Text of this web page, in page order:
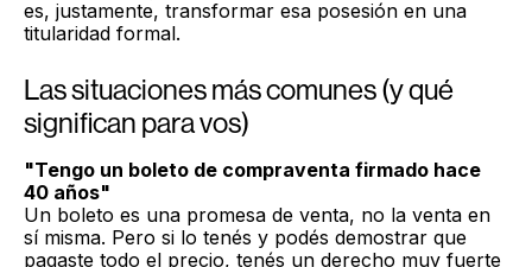
es, justamente, transformar esa posesión en una
titularidad formal.
Las situaciones más comunes (y qué
significan para vos)
"Tengo un boleto de compraventa firmado hace
40 años"
Un boleto es una promesa de venta, no la venta en
sí misma. Pero si lo tenés y podés demostrar que
pagaste todo el precio, tenés un derecho muy fuerte